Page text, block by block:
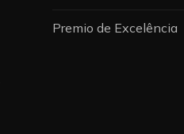
Premio de Excelência